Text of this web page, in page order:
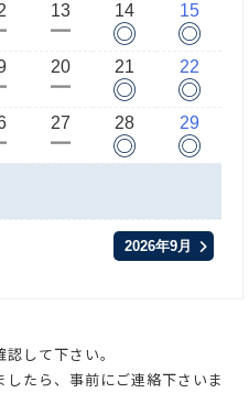
13
ー
14
◎
15
◎
20
ー
21
◎
22
◎
27
ー
28
◎
29
◎
2026年9月
して下さい。
たら、事前にご連絡下さいま